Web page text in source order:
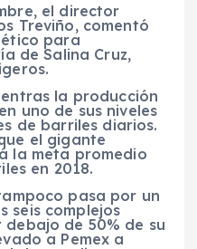
el director
Treviño, comentó
para
de Salina Cruz,
la producción
uno de sus niveles
de barriles diarios.
el gigante
la meta promedio
en 2018.
pasa por un
seis complejos
de 50% de su
a Pemex a